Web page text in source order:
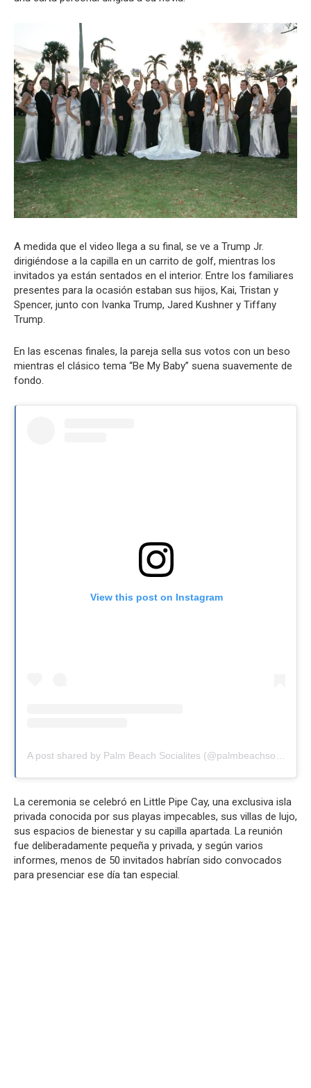
A medida que el video llega a su final, se ve a Trump Jr.
dirigiéndose a la capilla en un carrito de golf, mientras los
invitados ya están sentados en el interior. Entre los familiares
presentes para la ocasión estaban sus hijos, Kai, Tristan y
Spencer, junto con Ivanka Trump, Jared Kushner y Tiffany
Trump.
En las escenas finales, la pareja sella sus votos con un beso
mientras el clásico tema “Be My Baby” suena suavemente de
fondo.
View this post on Instagram
La ceremonia se celebró en Little Pipe Cay, una exclusiva isla
privada conocida por sus playas impecables, sus villas de lujo,
sus espacios de bienestar y su capilla apartada. La reunión
fue deliberadamente pequeña y privada, y según varios
informes, menos de 50 invitados habrían sido convocados
para presenciar ese día tan especial.